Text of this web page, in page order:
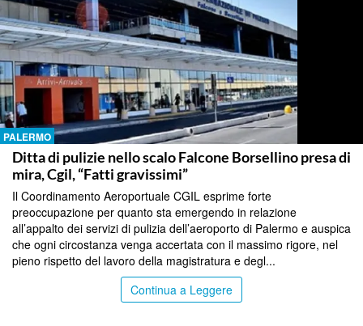
PALERMO
Ditta di pulizie nello scalo Falcone Borsellino presa di
mira, Cgil, “Fatti gravissimi”
Il Coordinamento Aeroportuale CGIL esprime forte
preoccupazione per quanto sta emergendo in relazione
all’appalto dei servizi di pulizia dell’aeroporto di Palermo e auspica
che ogni circostanza venga accertata con il massimo rigore, nel
pieno rispetto del lavoro della magistratura e degl...
Continua a Leggere